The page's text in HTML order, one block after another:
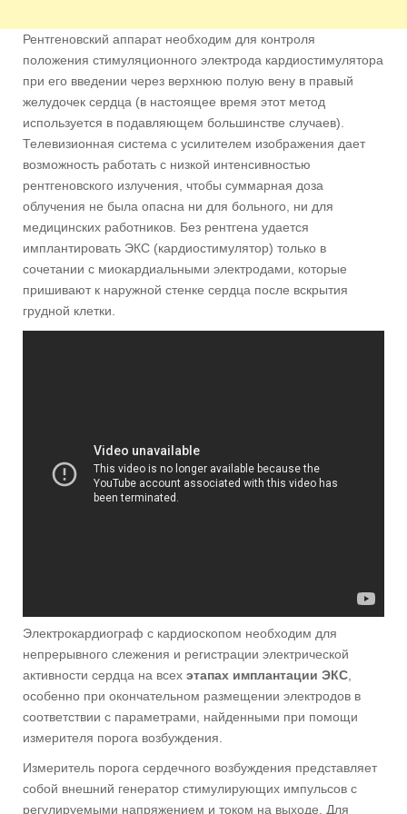
Рентгеновский аппарат необходим для контроля
положения стимуляционного электрода кардиостимулятора
при его введении через верхнюю полую вену в правый
желудочек сердца (в настоящее время этот метод
используется в подавляющем большинстве случаев).
Телевизионная система с усилителем изображения дает
возможность работать с низкой интенсивностью
рентгеновского излучения, чтобы суммарная доза
облучения не была опасна ни для больного, ни для
медицинских работников. Без рентгена удается
имплантировать ЭКС (кардиостимулятор) только в
сочетании с миокардиальными электродами, которые
пришивают к наружной стенке сердца после вскрытия
грудной клетки.
Электрокардиограф с кардиоскопом необходим для
непрерывного слежения и регистрации электрической
активности сердца на всех этапах имплантации ЭКС
особенно при окончательном размещении электродов в
соответствии с параметрами, найденными при помощи
измерителя порога возбуждения.
Измеритель порога сердечного возбуждения представляет
собой внешний генератор стимулирующих импульсов с
регулируемыми напряжением и током на выходе. Для